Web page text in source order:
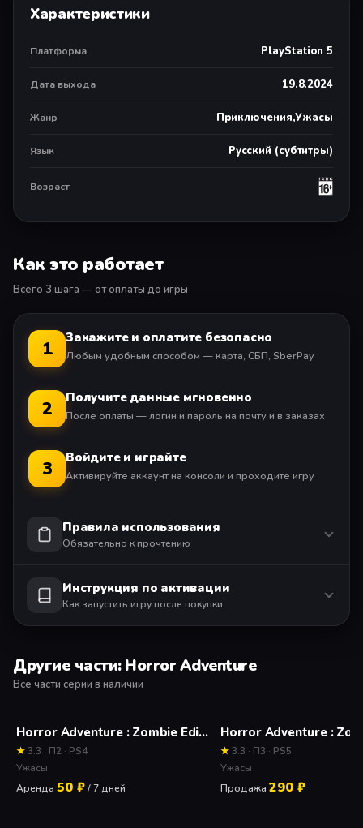
вас. Поэтому убедитесь, что держать глаза открытыми
игрой!
Функции:
1. Погружение первого лица интерактивный геймплей,
портативными элементами.
увеличить фактор запугивания и replayability.
каждый из которых разработан специально в
4. Сохранить / Загрузить функцию, так что вы можете
взять передышку между ними.
ВНИМАНИЕ: Этот опыт использует Перейти Пугает! Вы
были предупреждены!
Автономная однопользовательская версия
Доступна автономная игра
Характеристики
Платформа PlayStation 5
Дата выхода 19.8.2024
Жанр Приключения,Ужасы
Язык Русский (субтитры)
Возраст
Как это работает
Всего 3 шага — от оплаты до игры
1 Закажите и оплатите безопасно
Любым удобным способом — карта, СБП, SberPay
2 Получите данные мгновенно
После оплаты — логин и пароль на почту и в заказах
3 Войдите и играйте
Активируйте аккаунт на консоли и проходите игру
Правила использования
Обязательно к прочтению
Инструкция по активации
Как запустить игру после покупки
Другие части: Horror Adventure
Все части серии в наличии
Horror Adventure : Zombie Edition (VR) Прокат и аренда игры 7 дней
★3.3 · П2 · PS4
Ужасы
Аренда 50 ₽/ 7 дней
★3.3 · П3 · PS5
Ужасы
Продажа 290 ₽